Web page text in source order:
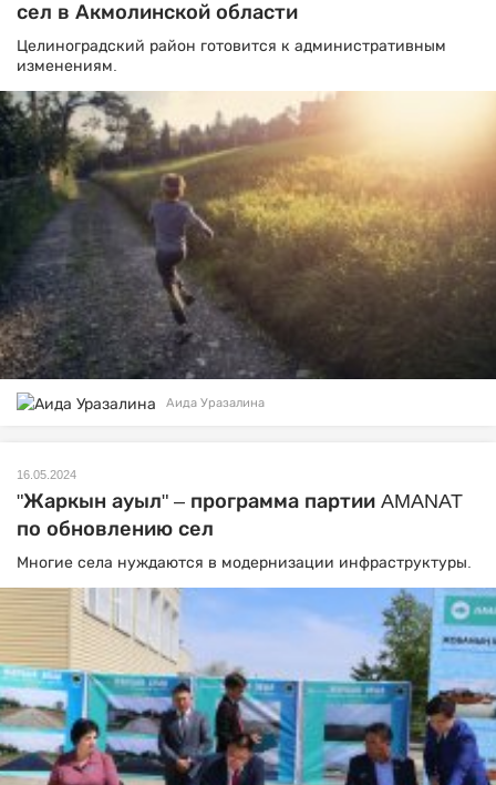
сел в Акмолинской области
Целиноградский район готовится к административным
изменениям.
Аида Уразалина
16.05.2024
"Жаркын ауыл" – программа партии AMANAT
по обновлению сел
Многие села нуждаются в модернизации инфраструктуры.